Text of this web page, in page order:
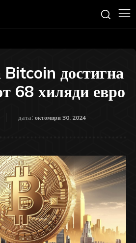
достигна
68 хиляди евро
дата: октомври 30, 2024